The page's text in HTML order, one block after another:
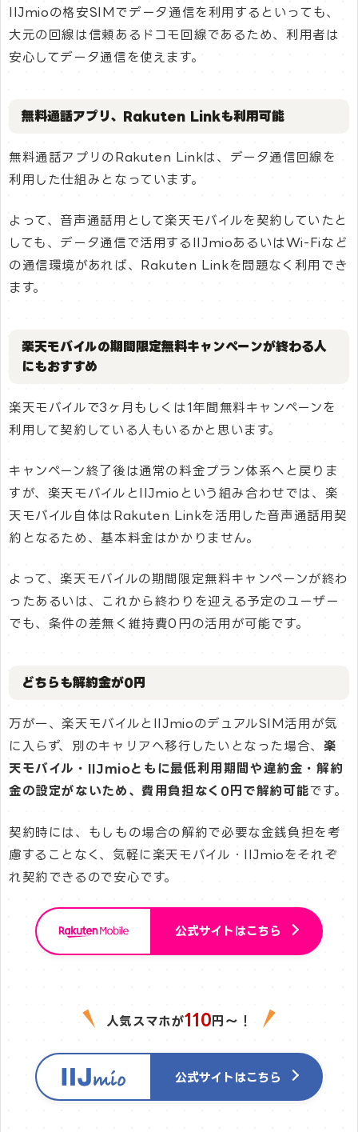
IIJmioの格安SIMでデータ通信を利用するといっても、
大元の回線は信頼あるドコモ回線であるため、利用者は
安心してデータ通信を使えます。
無料通話アプリ、Rakuten Linkも利用可能
無料通話アプリのRakuten Linkは、データ通信回線を
利用した仕組みとなっています。
よって、音声通話用として楽天モバイルを契約していたと
しても、データ通信で活用するIIJmioあるいはWi-Fiなど
の通信環境があれば、Rakuten Linkを問題なく利用でき
ます。
楽天モバイルの期間限定無料キャンペーンが終わる人
にもおすすめ
楽天モバイルで3ヶ月もしくは1年間無料キャンペーンを
利用して契約している人もいるかと思います。
キャンペーン終了後は通常の料金プラン体系へと戻りま
すが、楽天モバイルとIIJmioという組み合わせでは、楽
天モバイル自体はRakuten Linkを活用した音声通話用契
約となるため、基本料金はかかりません。
よって、楽天モバイルの期間限定無料キャンペーンが終わ
ったあるいは、これから終わりを迎える予定のユーザー
でも、条件の差無く維持費0円の活用が可能です。
どちらも解約金が0円
万が一、楽天モバイルとIIJmioのデュアルSIM活用が気
に入らず、別のキャリアへ移行したいとなった場合、 楽
天モバイル・IIJmioともに最低利用期間や違約金・解約
金の設定がないため、費用負担なく0円で解約可能です。
契約時には、もしもの場合の解約で必要な金銭負担を考
慮することなく、気軽に楽天モバイル・IIJmioをそれぞ
れ契約できるので安心です。
公式サイトはこちら
人気スマホが110 円〜！
公式サイトはこちら